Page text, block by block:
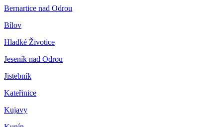
Bernartice nad Odrou
Bílov
Hladké Životice
Jeseník nad Odrou
Jistebník
Kateřinice
Kujavy